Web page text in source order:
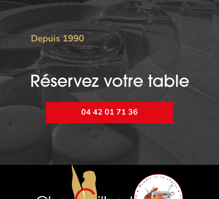
Depuis 1990
Réservez votre table
04 42 01 71 36